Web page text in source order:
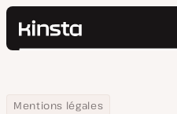
Kinsta®
Prix
Rechercher
Home
Mentions légales
Kinsta Inc. Addendum sur le